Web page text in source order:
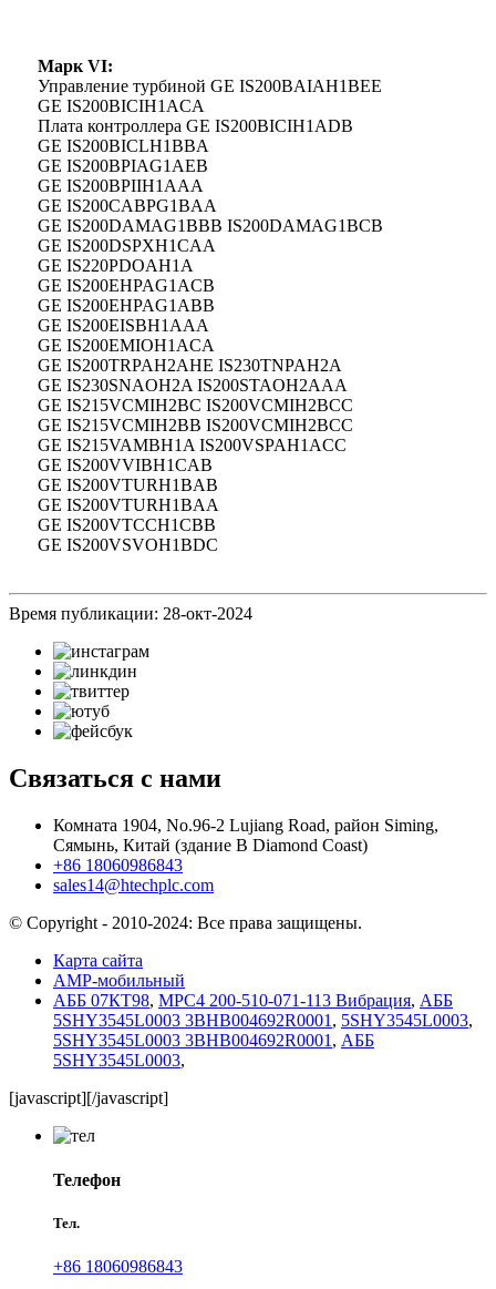
Марк VI:
Управление турбиной GE IS200BAIAH1BEE
GE IS200BICIH1ACA
Плата контроллера GE IS200BICIH1ADB
GE IS200BICLH1BBA
GE IS200BPIAG1AEB
GE IS200BPIIH1AAA
GE IS200CABPG1BAA
GE IS200DAMAG1BBB IS200DAMAG1BCB
GE IS200DSPXH1CAA
GE IS220PDOAH1A
GE IS200EHPAG1ACB
GE IS200EHPAG1ABB
GE IS200EISBH1AAA
GE IS200EMIOH1ACA
GE IS200TRPAH2AHE IS230TNPAH2A
GE IS230SNAOH2A IS200STAOH2AAA
GE IS215VCMIH2BC IS200VCMIH2BCC
GE IS215VCMIH2BB IS200VCMIH2BCC
GE IS215VAMBH1A IS200VSPAH1ACC
GE IS200VVIBH1CAB
GE IS200VTURH1BAB
GE IS200VTURH1BAA
GE IS200VTCCH1CBB
GE IS200VSVOH1BDC
Время публикации: 28-окт-2024
Связаться с нами
Комната 1904, No.96-2 Lujiang Road, район Siming,
Сямынь, Китай (здание B Diamond Coast)
+86 18060986843
sales14@htechplc.com
© Copyright - 2010-2024: Все права защищены.
Карта сайта
AMP-мобильный
АББ 07КТ98, MPC4 200-510-071-113 Вибрация, АББ
5SHY3545L0003 3BHB004692R0001 , 5SHY3545L0003,
5SHY3545L0003 3BHB004692R0001 , АББ
5SHY3545L0003,
[javascript][/javascript]
Телефон
Тел.
+86 18060986843